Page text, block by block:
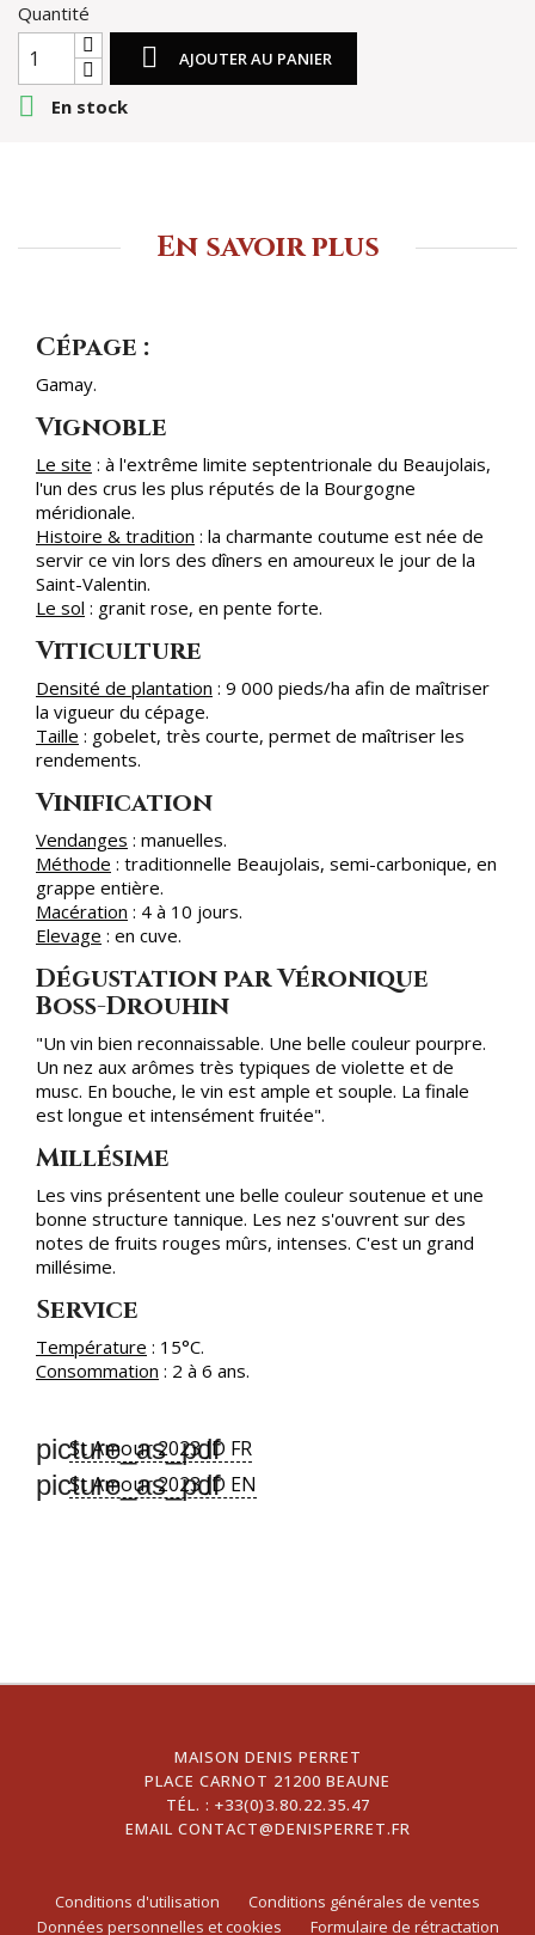
Quantité
 AJOUTER AU PANIER
 En stock
En savoir plus
Cépage :
Gamay.
Vignoble
Le site : à l'extrême limite septentrionale du Beaujolais,
l'un des crus les plus réputés de la Bourgogne
méridionale.
Histoire & tradition : la charmante coutume est née de
servir ce vin lors des dîners en amoureux le jour de la
Saint-Valentin.
Le sol : granit rose, en pente forte.
Viticulture
Densité de plantation : 9 000 pieds/ha afin de maîtriser
la vigueur du cépage.
Taille : gobelet, très courte, permet de maîtriser les
rendements.
Vinification
Vendanges : manuelles.
Méthode : traditionnelle Beaujolais, semi-carbonique, en
grappe entière.
Macération : 4 à 10 jours.
Elevage : en cuve.
Dégustation par Véronique
Boss-Drouhin
"Un vin bien reconnaissable. Une belle couleur pourpre.
Un nez aux arômes très typiques de violette et de
musc. En bouche, le vin est ample et souple. La finale
est longue et intensément fruitée".
Millésime
Les vins présentent une belle couleur soutenue et une
bonne structure tannique. Les nez s'ouvrent sur des
notes de fruits rouges mûrs, intenses. C'est un grand
millésime.
Service
Température : 15°C.
Consommation : 2 à 6 ans.
picture_as_pdf
St Amour 2023 JD FR
picture_as_pdf
St Amour 2023 JD EN
MAISON DENIS PERRET
PLACE CARNOT 21200 BEAUNE
TÉL. : +33(0)3.80.22.35.47
EMAIL CONTACT@DENISPERRET.FR
Conditions d'utilisation
Conditions générales de ventes
Données personnelles et cookies
Formulaire de rétractation